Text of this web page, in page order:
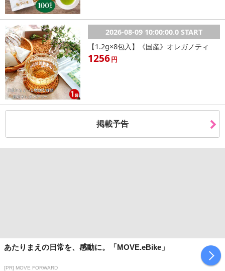
止させていただきます。
【配送伝票番号について】
※こちらの商品については商品の発送完了後、
配送伝票番号がマイページに表示されない場合もございます。予
めご了承ください。
発送日カレンダー
さい）
での情報となります。
2026-08-09 10:00:00.0 START
【1.2g×8包入】《国産》オレガノティ
1256円
掲載予告
あたりまえの日常を、感動に。「MOVE.eBike」
[PR] MOVE FORWARD